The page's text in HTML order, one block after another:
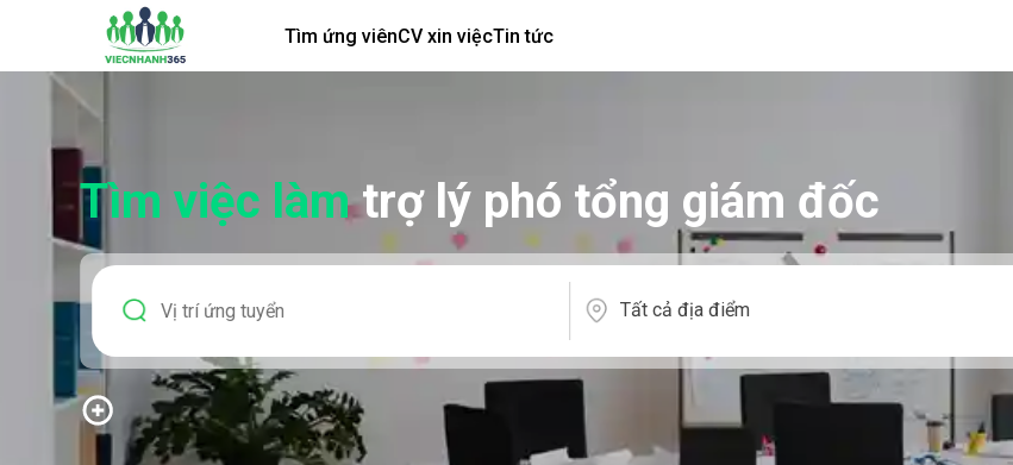
Tìm ứng viênCV xin việcTin tức
Tìm việc làmtrợ lý phó tổng giám đốc
Tất cả địa điểm